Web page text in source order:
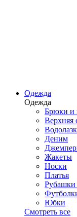
Одежда
Одежда
Брюки и
Верхняя
Деним
Жакеты
Носки
Платья
Рубашки
Юбки
Смотреть все